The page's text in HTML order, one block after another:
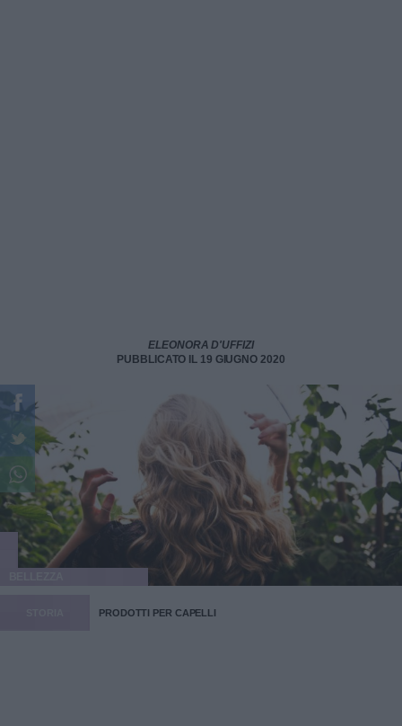
ELEONORA D'UFFIZI
PUBBLICATO IL 19 GIUGNO 2020
PRODOTTI PER CAPELLI